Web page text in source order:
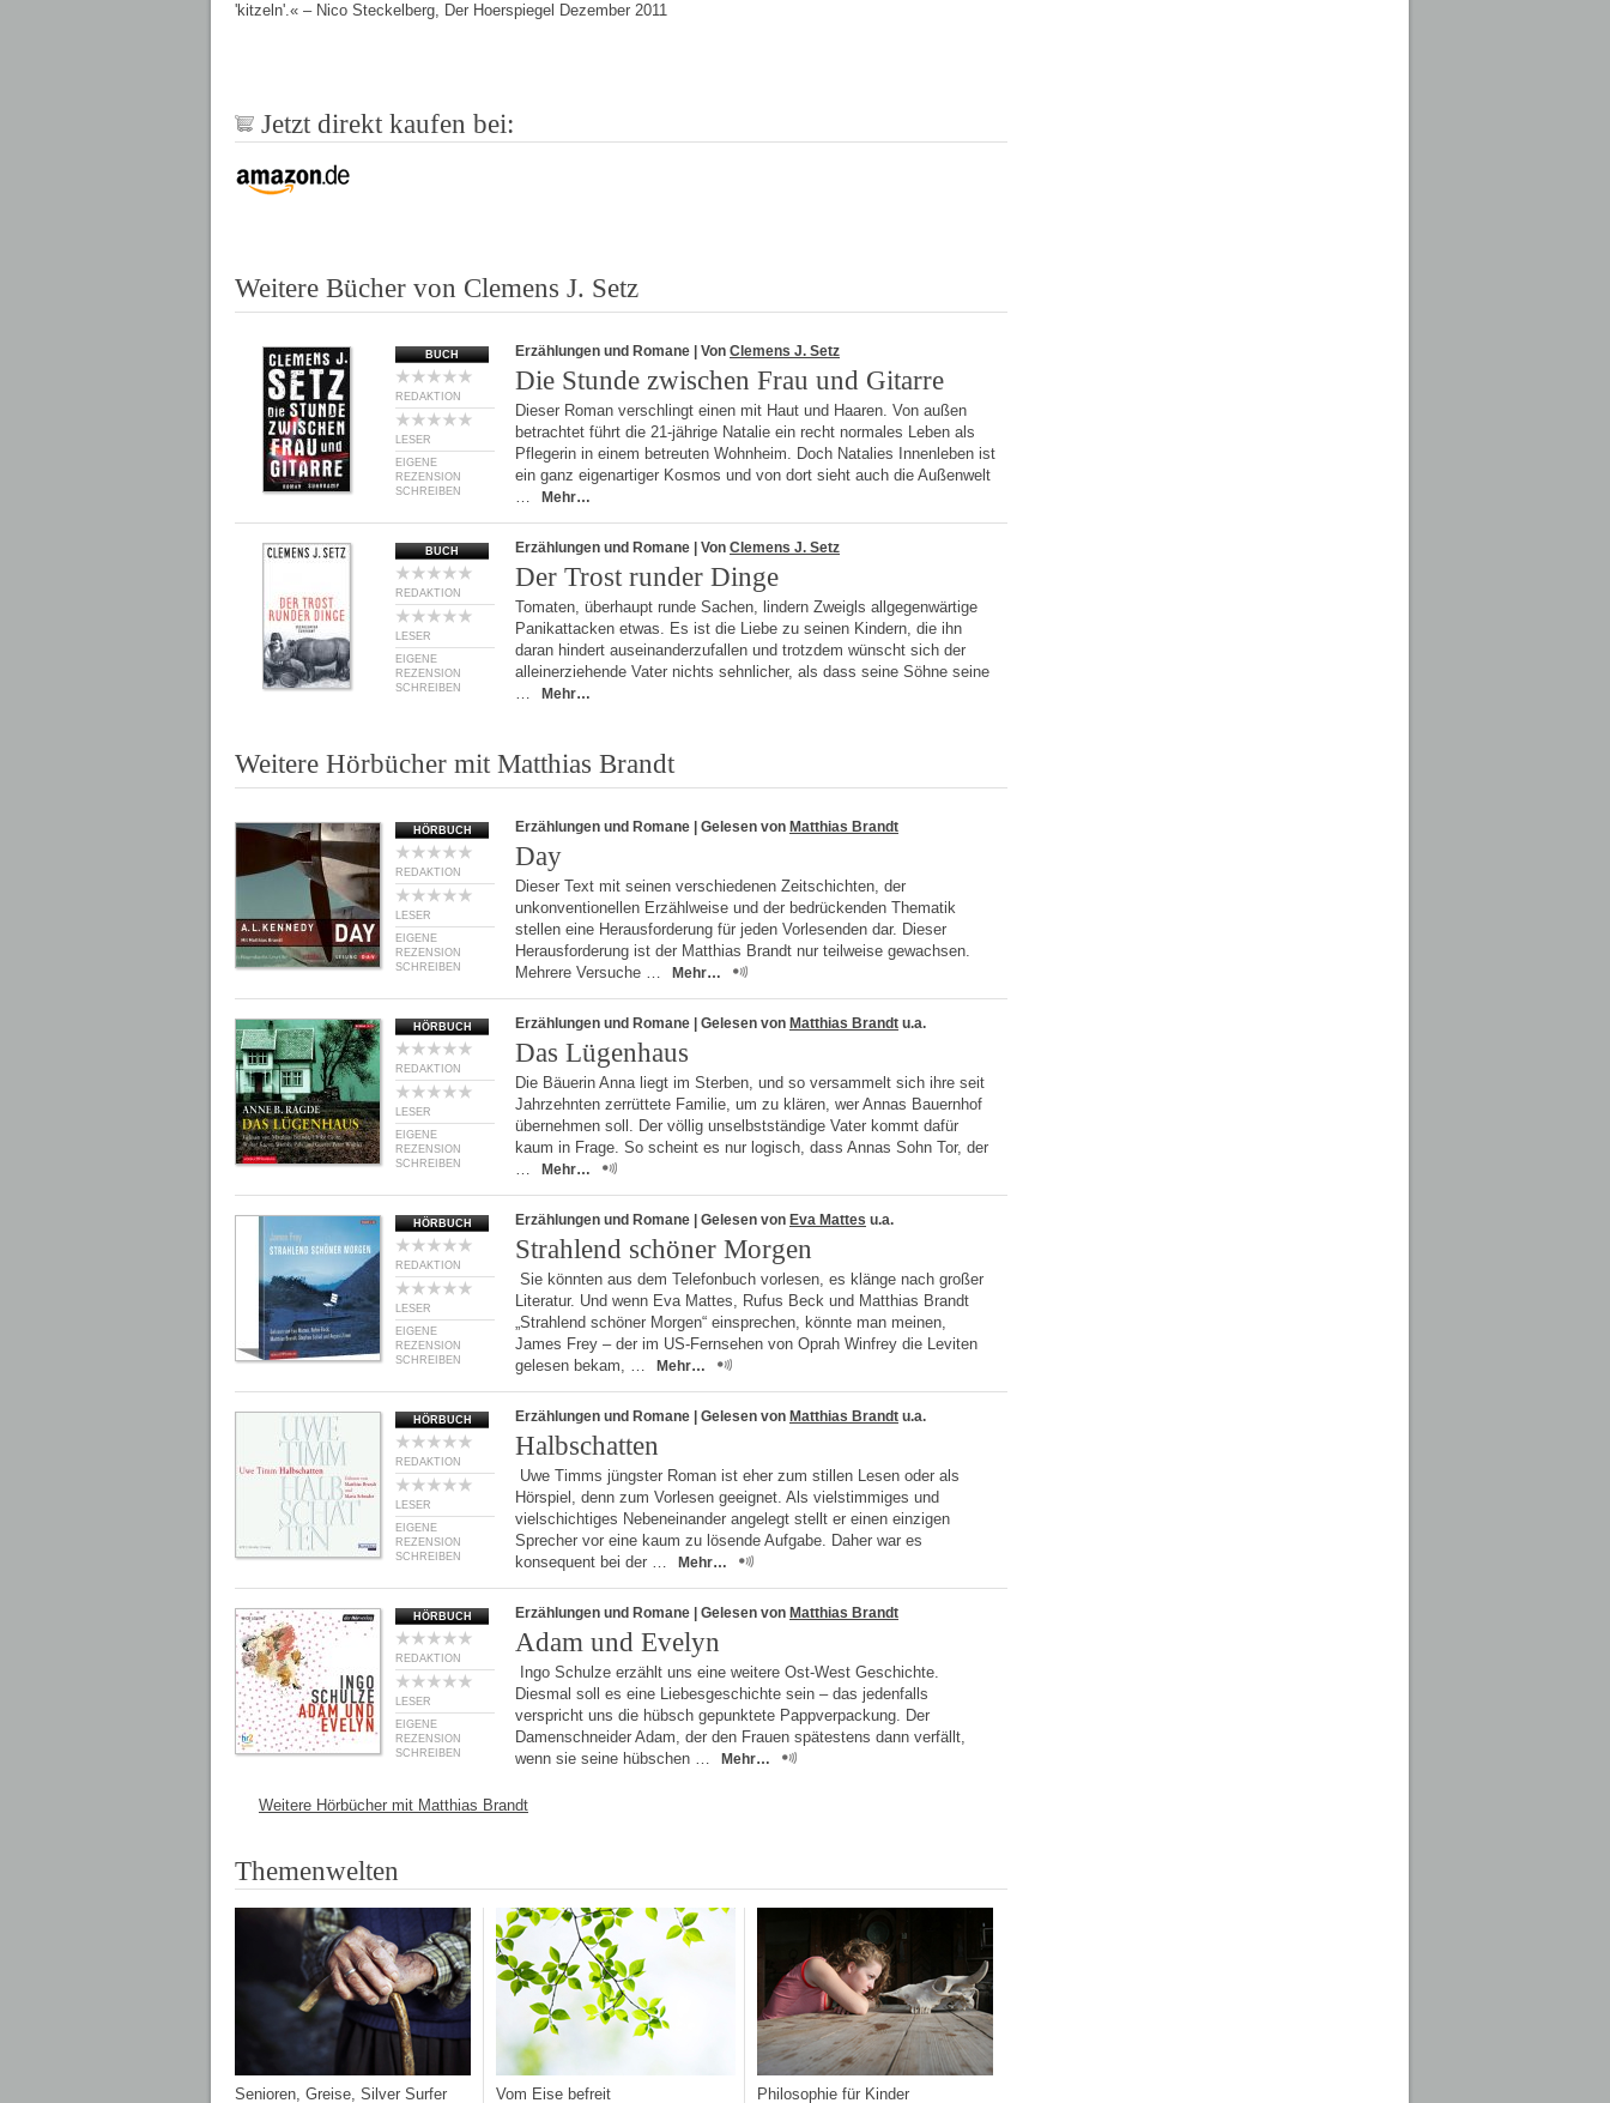
'kitzeln'.« – Nico Steckelberg, Der Hoerspiegel Dezember 2011
Jetzt direkt kaufen bei:
Weitere Bücher von Clemens J. Setz
BUCH
REDAKTION
LESER
EIGENE
REZENSION
SCHREIBEN
Erzählungen und Romane | Von Clemens J. Setz
Die Stunde zwischen Frau und Gitarre
Dieser Roman verschlingt einen mit Haut und Haaren. Von außen
betrachtet führt die 21-jährige Natalie ein recht normales Leben als
Pflegerin in einem betreuten Wohnheim. Doch Natalies Innenleben ist
ein ganz eigenartiger Kosmos und von dort sieht auch die Außenwelt
…
Mehr…
BUCH
REDAKTION
LESER
EIGENE
REZENSION
SCHREIBEN
Erzählungen und Romane | Von Clemens J. Setz
Der Trost runder Dinge
Tomaten, überhaupt runde Sachen, lindern Zweigls allgegenwärtige
Panikattacken etwas. Es ist die Liebe zu seinen Kindern, die ihn
daran hindert auseinanderzufallen und trotzdem wünscht sich der
alleinerziehende Vater nichts sehnlicher, als dass seine Söhne seine
…
Mehr…
Weitere Hörbücher mit Matthias Brandt
HÖRBUCH
REDAKTION
LESER
EIGENE
REZENSION
SCHREIBEN
Erzählungen und Romane | Gelesen von Matthias Brandt
Day
Dieser Text mit seinen verschiedenen Zeitschichten, der
unkonventionellen Erzählweise und der bedrückenden Thematik
stellen eine Herausforderung für jeden Vorlesenden dar. Dieser
Herausforderung ist der Matthias Brandt nur teilweise gewachsen.
Mehrere Versuche …
Mehr…
HÖRBUCH
REDAKTION
LESER
EIGENE
REZENSION
SCHREIBEN
Erzählungen und Romane | Gelesen von Matthias Brandt u.a.
Das Lügenhaus
Die Bäuerin Anna liegt im Sterben, und so versammelt sich ihre seit
Jahrzehnten zerrüttete Familie, um zu klären, wer Annas Bauernhof
übernehmen soll. Der völlig unselbstständige Vater kommt dafür
kaum in Frage. So scheint es nur logisch, dass Annas Sohn Tor, der
…
Mehr…
HÖRBUCH
REDAKTION
LESER
EIGENE
REZENSION
SCHREIBEN
Erzählungen und Romane | Gelesen von Eva Mattes u.a.
Strahlend schöner Morgen
Sie könnten aus dem Telefonbuch vorlesen, es klänge nach großer
Literatur. Und wenn Eva Mattes, Rufus Beck und Matthias Brandt
„Strahlend schöner Morgen“ einsprechen, könnte man meinen,
James Frey – der im US-Fernsehen von Oprah Winfrey die Leviten
gelesen bekam, …
Mehr…
HÖRBUCH
REDAKTION
LESER
EIGENE
REZENSION
SCHREIBEN
Erzählungen und Romane | Gelesen von Matthias Brandt u.a.
Halbschatten
Uwe Timms jüngster Roman ist eher zum stillen Lesen oder als
Hörspiel, denn zum Vorlesen geeignet. Als vielstimmiges und
vielschichtiges Nebeneinander angelegt stellt er einen einzigen
Sprecher vor eine kaum zu lösende Aufgabe. Daher war es
konsequent bei der …
Mehr…
HÖRBUCH
REDAKTION
LESER
EIGENE
REZENSION
SCHREIBEN
Erzählungen und Romane | Gelesen von Matthias Brandt
Adam und Evelyn
Ingo Schulze erzählt uns eine weitere Ost-West Geschichte.
Diesmal soll es eine Liebesgeschichte sein – das jedenfalls
verspricht uns die hübsch gepunktete Pappverpackung. Der
Damenschneider Adam, der den Frauen spätestens dann verfällt,
wenn sie seine hübschen …
Mehr…
Weitere Hörbücher mit Matthias Brandt
Themenwelten
Senioren, Greise, Silver Surfer Vom Eise befreit Philosophie für Kinder